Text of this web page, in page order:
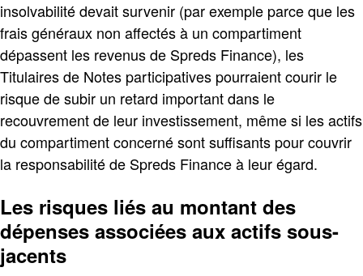
insolvabilité devait survenir (par exemple parce que les
frais généraux non affectés à un compartiment
dépassent les revenus de Spreds Finance), les
Titulaires de Notes participatives pourraient courir le
risque de subir un retard important dans le
recouvrement de leur investissement, même si les actifs
du compartiment concerné sont suffisants pour couvrir
la responsabilité de Spreds Finance à leur égard.
Les risques liés au montant des
dépenses associées aux actifs sous-
jacents